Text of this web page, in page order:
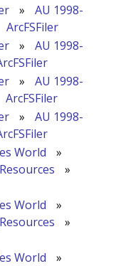
»
AU 1998-
ArcFSFiler
»
AU 1998-
»
AU 1998-
ArcFSFiler
»
AU 1998-
World
»
»
World
»
»
World
»